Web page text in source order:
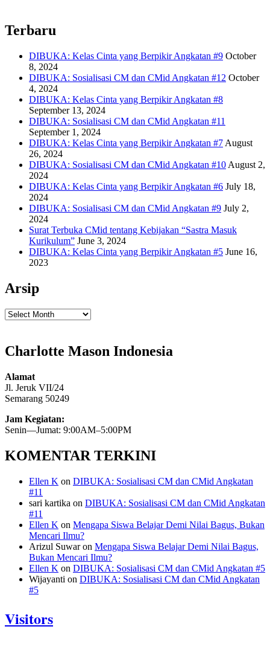
Terbaru
DIBUKA: Kelas Cinta yang Berpikir Angkatan #9 October
8, 2024
DIBUKA: Sosialisasi CM dan CMid Angkatan #12 October
4, 2024
DIBUKA: Kelas Cinta yang Berpikir Angkatan #8
September 13, 2024
DIBUKA: Sosialisasi CM dan CMid Angkatan #11
September 1, 2024
DIBUKA: Kelas Cinta yang Berpikir Angkatan #7 August
26, 2024
DIBUKA: Sosialisasi CM dan CMid Angkatan #10 August 2,
2024
DIBUKA: Kelas Cinta yang Berpikir Angkatan #6 July 18,
2024
DIBUKA: Sosialisasi CM dan CMid Angkatan #9 July 2,
2024
Surat Terbuka CMid tentang Kebijakan “Sastra Masuk
Kurikulum” June 3, 2024
DIBUKA: Kelas Cinta yang Berpikir Angkatan #5 June 16,
2023
Arsip
Arsip
Charlotte Mason Indonesia
Alamat
Jl. Jeruk VII/24
Semarang 50249
Jam Kegiatan:
Senin—Jumat: 9:00AM–5:00PM
KOMENTAR TERKINI
Ellen K on DIBUKA: Sosialisasi CM dan CMid Angkatan
#11
sari kartika on DIBUKA: Sosialisasi CM dan CMid Angkatan
#11
Ellen K on Mengapa Siswa Belajar Demi Nilai Bagus, Bukan
Mencari Ilmu?
Arizul Suwaron Mengapa Siswa Belajar Demi Nilai Bagus,
Bukan Mencari Ilmu?
Ellen K on DIBUKA: Sosialisasi CM dan CMid Angkatan #5
Wijayanti on DIBUKA: Sosialisasi CM dan CMid Angkatan
#5
Visitors